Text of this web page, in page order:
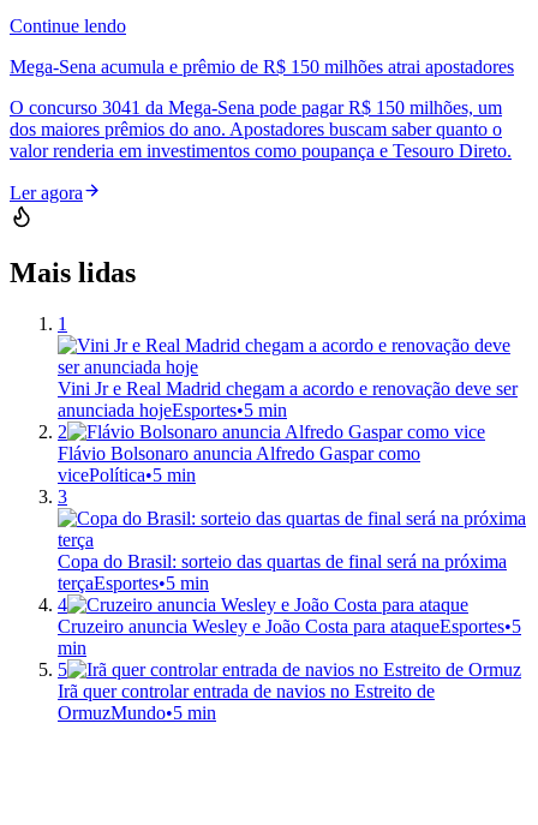
Continue lendo
Mega-Sena acumula e prêmio de R$ 150 milhões atrai apostadores
O concurso 3041 da Mega-Sena pode pagar R$ 150 milhões, um
dos maiores prêmios do ano. Apostadores buscam saber quanto o
valor renderia em investimentos como poupança e Tesouro Direto.
Ler agora
Mais lidas
1
Vini Jr e Real Madrid chegam a acordo e renovação deve ser
anunciada hojeEsportes•5 min
2
Flávio Bolsonaro anuncia Alfredo Gaspar como
vicePolítica•5 min
3
Copa do Brasil: sorteio das quartas de final será na próxima
terçaEsportes•5 min
4
Cruzeiro anuncia Wesley e João Costa para ataqueEsportes•5
min
5
Irã quer controlar entrada de navios no Estreito de
OrmuzMundo•5 min